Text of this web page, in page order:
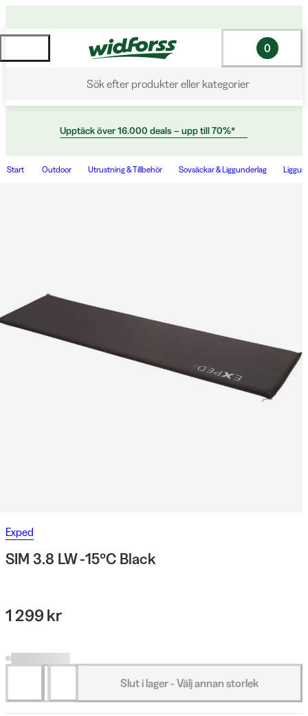
Sök efter produkter eller kategorier
0
Upptäck över 16.000 deals – upp till 70%*
Start Outdoor Utrustning & Tillbehör Sovsäckar & Liggunderlag
Exped
SIM 3.8 LW -15°C Black
1 299 kr
Slut i lager - Välj annan storlek